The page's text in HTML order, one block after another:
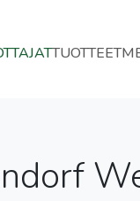
TUOTTEET